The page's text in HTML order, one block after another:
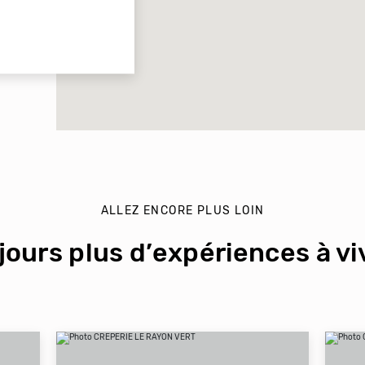
ALLEZ ENCORE PLUS LOIN
plus d’expériences à